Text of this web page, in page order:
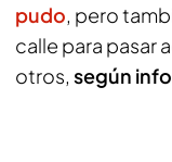
pudo, pero
calle para pasar
otros, según